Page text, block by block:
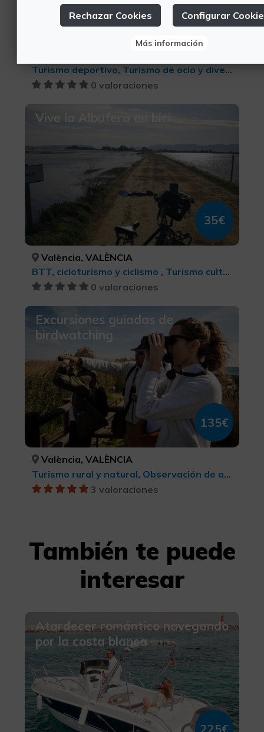
35€
Turismo deportivo, Turismo de ocio y diversión
0 valoraciones
Vive la Albufera en bici
35€
València, VALÈNCIA
BTT, cicloturismo y ciclismo , Turismo cultural, Turismo deportivo
0 valoraciones
Excursiones guiadas de
birdwatching
135€
València, VALÈNCIA
Turismo rural y natural, Observación de aves
3 valoraciones
También te puede
interesar
Atardecer romántico navegando
por la costa blanca
225€
Rechazar Cookies Configurar
Más información